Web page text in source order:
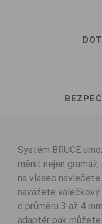
Systém BRUCE
měnit nejen
na vlasec
navážete
o průměru 3 až 4
adaptér pak